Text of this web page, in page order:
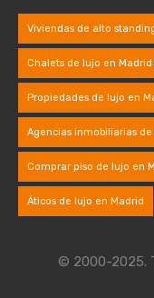
Viviendas de alto
Chalets de lujo en Madrid
Propiedades de lujo en
Agencias inmobiliarias de
Comprar piso de lujo en
Áticos de lujo en Madrid
© 2000-2025.